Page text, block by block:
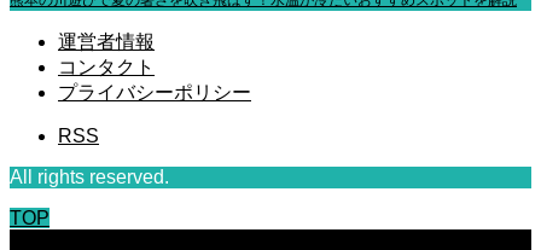
運営者情報
コンタクト
プライバシーポリシー
RSS
All rights reserved.
TOP